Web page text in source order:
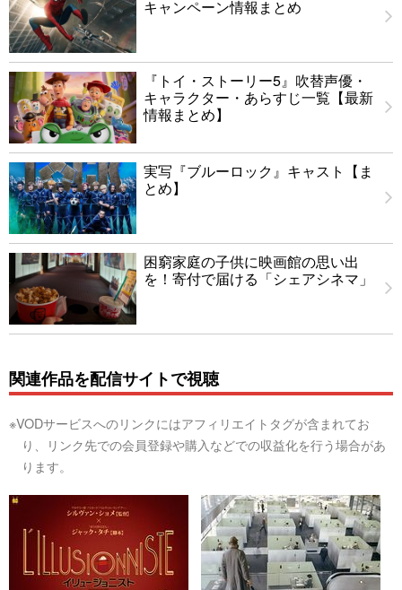
キャンペーン情報まとめ
『トイ・ストーリー5』吹替声優・
キャラクター・あらすじ一覧【最新
情報まとめ】
実写『ブルーロック』キャスト【ま
とめ】
困窮家庭の子供に映画館の思い出
を！寄付で届ける「シェアシネマ」
関連作品を配信サイトで視聴
※VODサービスへのリンクにはアフィリエイトタグが含まれてお
り、リンク先での会員登録や購入などでの収益化を行う場合があ
ります。